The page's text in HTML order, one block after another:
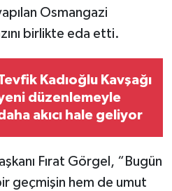
Osmangazi
birlikte eda etti.
Kadıoğlu Kavşağı
düzenlemeyle
akıcı hale geliyor
Fırat Görgel, “Bugün
geçmişin hem de umut